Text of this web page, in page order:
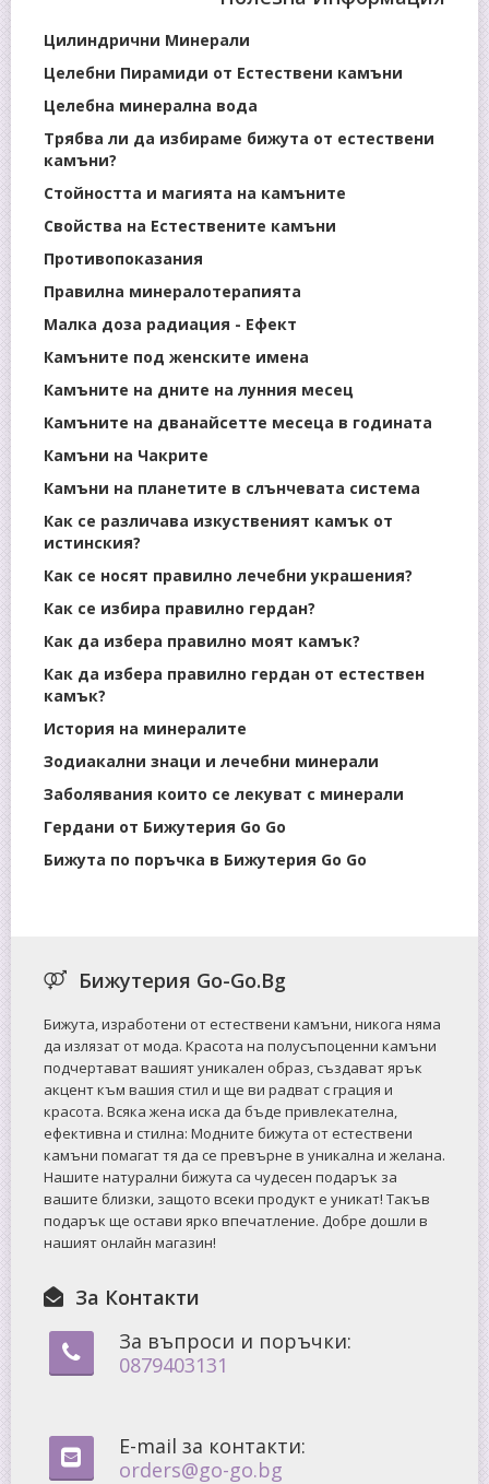
Цилиндрични Минерали
Целебни Пирамиди от Естествени камъни
Целебна минерална вода
Трябва ли да избираме бижута от естествени
камъни?
Стойността и магията на камъните
Свойства на Естествените камъни
Противопоказания
Правилна минералотерапията
Малка доза радиация - Ефект
Камъните под женските имена
Камъните на дните на лунния месец
Камъните на дванайсетте месеца в годината
Камъни на Чакрите
Камъни на планетите в слънчевата система
Как се различава изкуственият камък от
истинския?
Как се носят правилно лечебни украшения?
Как се избира правилно гердан?
Как да избера правилно моят камък?
Как да избера правилно гердан от естествен
камък?
История на минералите
Зодиакални знаци и лечебни минерали
Заболявания които се лекуват с минерали
Гердани от Бижутерия Go Go
Бижута по поръчка в Бижутерия Go Go
Бижутерия Go-Go.Bg
Бижута, изработени от естествени камъни, никога няма
да излязат от мода. Красота на полусъпоценни камъни
подчертават вашият уникален образ, създават ярък
акцент към вашия стил и ще ви радват с грация и
красота. Всяка жена иска да бъде привлекателна,
ефективна и стилна: Mодните бижута от естествени
камъни помагат тя да се превърне в уникална и желана.
Нашите натурални бижута са чудесен подарък за
вашите близки, защото всеки продукт е уникат! Такъв
подарък ще остави ярко впечатление. Добре дошли в
нашият онлайн магазин!
За Контакти
За въпроси и поръчки:
0879403131
E-mail за контакти:
orders@go-go.bg